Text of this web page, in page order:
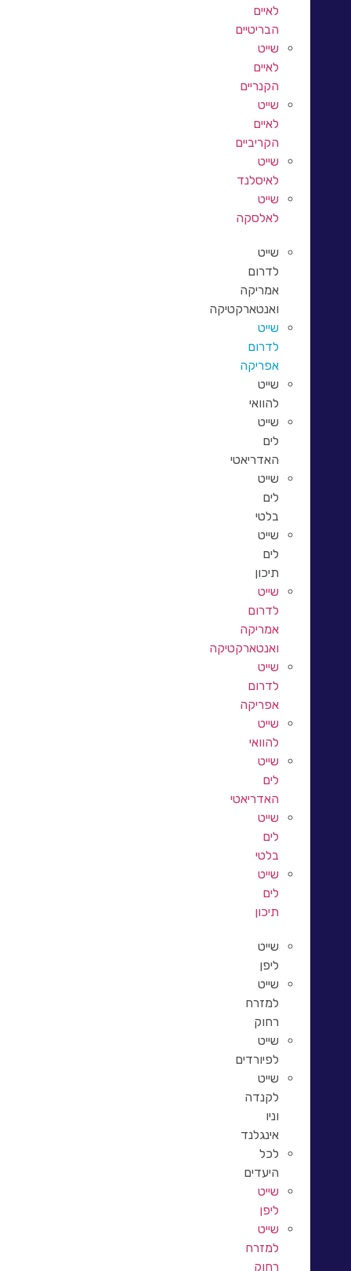
לאיים
הבריטיים
שייט
לאיים
הקנריים
שייט
לאיים
הקריביים
שייט
לאיסלנד
שייט
לאלסקה
שייט
לדרום
אמריקה
ואנטארקטיקה
שייט
לדרום
אפריקה
שייט
להוואי
שייט
לים
האדריאטי
שייט
לים
בלטי
שייט
לים
תיכון
שייט
לדרום
אמריקה
ואנטארקטיקה
שייט
לדרום
אפריקה
שייט
להוואי
שייט
לים
האדריאטי
שייט
לים
בלטי
שייט
לים
תיכון
שייט
ליפן
שייט
למזרח
רחוק
שייט
לפיורדים
שייט
לקנדה
וניו
אינגלנד
לכל
היעדים
שייט
ליפן
שייט
למזרח
רחוק